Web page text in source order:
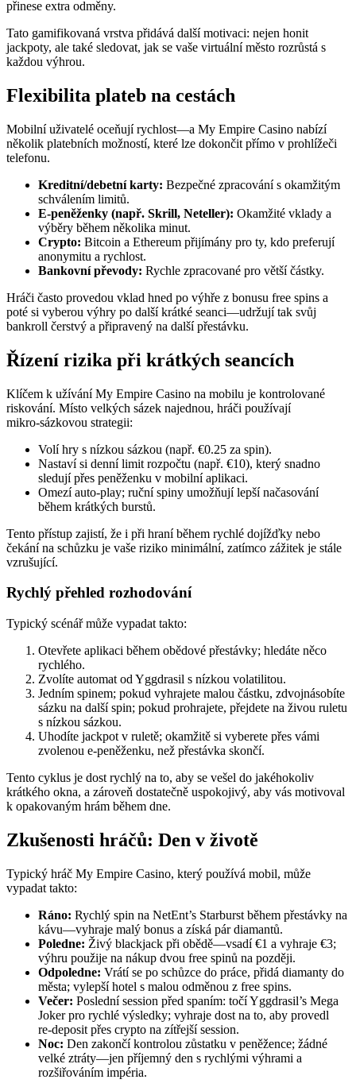
přinese extra odměny.
Tato gamifikovaná vrstva přidává další motivaci: nejen honit
jackpoty, ale také sledovat, jak se vaše virtuální město rozrůstá s
každou výhrou.
Flexibilita plateb na cestách
Mobilní uživatelé oceňují rychlost—a My Empire Casino nabízí
několik platebních možností, které lze dokončit přímo v prohlížeči
telefonu.
Kreditní/debetní karty: Bezpečné zpracování s okamžitým
schválením limitů.
E‑peněženky (např. Skrill, Neteller): Okamžité vklady a
výběry během několika minut.
Crypto: Bitcoin a Ethereum přijímány pro ty, kdo preferují
anonymitu a rychlost.
Bankovní převody: Rychle zpracované pro větší částky.
Hráči často provedou vklad hned po výhře z bonusu free spins a
poté si vyberou výhry po další krátké seanci—udržují tak svůj
bankroll čerstvý a připravený na další přestávku.
Řízení rizika při krátkých seancích
Klíčem k užívání My Empire Casino na mobilu je kontrolované
riskování. Místo velkých sázek najednou, hráči používají
mikro‑sázkovou strategii:
Volí hry s nízkou sázkou (např. €0.25 za spin).
Nastaví si denní limit rozpočtu (např. €10), který snadno
sledují přes peněženku v mobilní aplikaci.
Omezí auto‑play; ruční spiny umožňují lepší načasování
během krátkých burstů.
Tento přístup zajistí, že i při hraní během rychlé dojížďky nebo
čekání na schůzku je vaše riziko minimální, zatímco zážitek je stále
vzrušující.
Rychlý přehled rozhodování
Typický scénář může vypadat takto:
Otevřete aplikaci během obědové přestávky; hledáte něco
rychlého.
Zvolíte automat od Yggdrasil s nízkou volatilitou.
Jedním spinem; pokud vyhrajete malou částku, zdvojnásobíte
sázku na další spin; pokud prohrajete, přejdete na živou ruletu
s nízkou sázkou.
Uhodíte jackpot v ruletě; okamžitě si vyberete přes vámi
zvolenou e‑peněženku, než přestávka skončí.
Tento cyklus je dost rychlý na to, aby se vešel do jakéhokoliv
krátkého okna, a zároveň dostatečně uspokojivý, aby vás motivoval
k opakovaným hrám během dne.
Zkušenosti hráčů: Den v životě
Typický hráč My Empire Casino, který používá mobil, může
vypadat takto:
Ráno: Rychlý spin na NetEnt’s Starburst během přestávky na
kávu—vyhraje malý bonus a získá pár diamantů.
Poledne: Živý blackjack při obědě—vsadí €1 a vyhraje €3;
výhru použije na nákup dvou free spinů na později.
Odpoledne: Vrátí se po schůzce do práce, přidá diamanty do
města; vylepší hotel s malou odměnou z free spins.
Večer: Poslední session před spaním: točí Yggdrasil’s Mega
Joker pro rychlé výsledky; vyhraje dost na to, aby provedl
re‑deposit přes crypto na zítřejší session.
Noc: Den zakončí kontrolou zůstatku v peněžence; žádné
velké ztráty—jen příjemný den s rychlými výhrami a
rozšiřováním impéria.